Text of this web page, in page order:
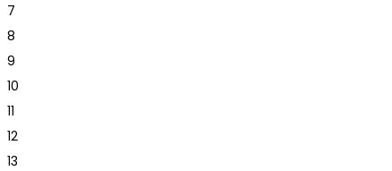
7
8
9
10
11
12
13